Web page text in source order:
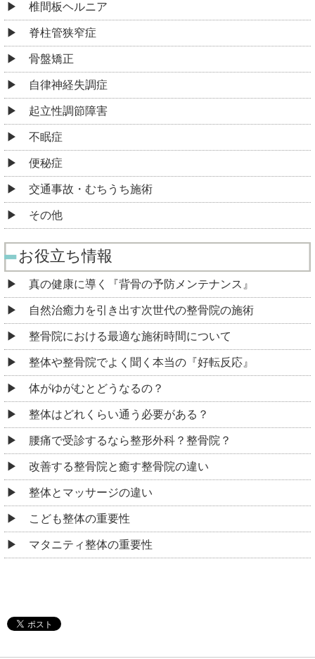
椎間板ヘルニア
脊柱管狭窄症
骨盤矯正
自律神経失調症
起立性調節障害
不眠症
便秘症
交通事故・むちうち施術
その他
お役立ち情報
真の健康に導く『背骨の予防メンテナンス』
自然治癒力を引き出す次世代の整骨院の施術
整骨院における最適な施術時間について
整体や整骨院でよく聞く本当の『好転反応』
体がゆがむとどうなるの？
整体はどれくらい通う必要がある？
腰痛で受診するなら整形外科？整骨院？
改善する整骨院と癒す整骨院の違い
整体とマッサージの違い
こども整体の重要性
マタニティ整体の重要性